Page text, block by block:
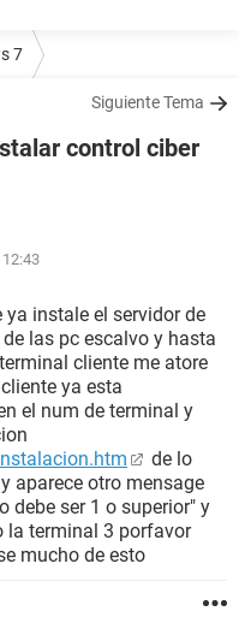
7
Siguiente Tema
control ciber
instale el servidor de
las pc escalvo y hasta
cliente me atore
ya esta
el num de terminal y
de lo
aparece otro mensage
debe ser 1 o superior" y
la terminal 3 porfavor
mucho de esto